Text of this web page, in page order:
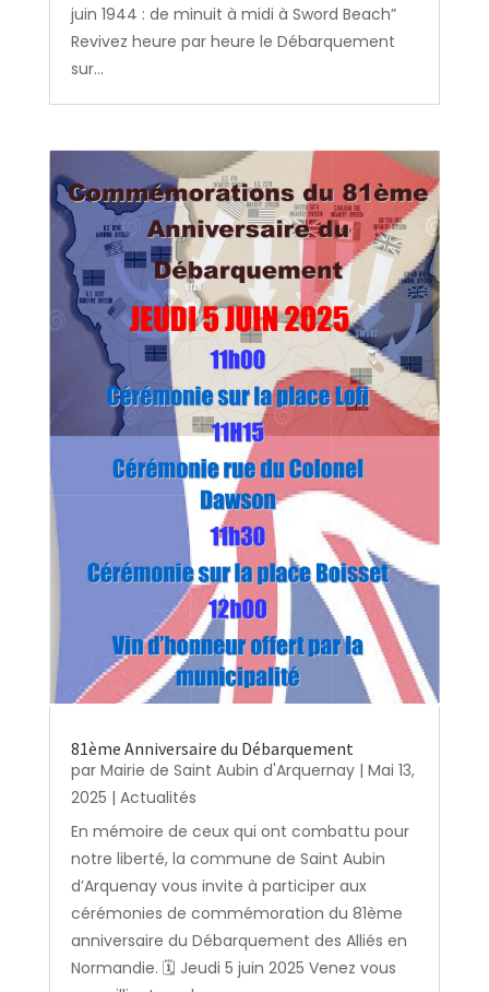
juin 1944 : de minuit à midi à Sword Beach”
Revivez heure par heure le Débarquement
sur...
81ème Anniversaire du Débarquement
par Mairie de Saint Aubin d'Arquernay| Mai 13,
2025 | Actualités
En mémoire de ceux qui ont combattu pour
notre liberté, la commune de Saint Aubin
d’Arquenay vous invite à participer aux
cérémonies de commémoration du 81ème
anniversaire du Débarquement des Alliés en
Normandie. 🗓️ Jeudi 5 juin 2025 Venez vous